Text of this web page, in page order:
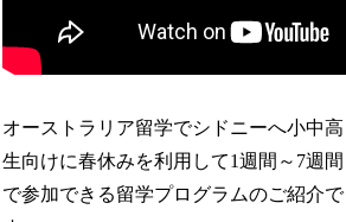
オーストラリア留学でシドニーへ小中高
生向けに春休みを利用して1週間～7週間
で参加できる留学プログラムのご紹介で